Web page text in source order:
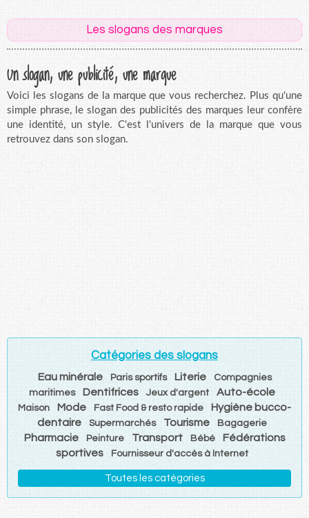
Les slogans des marques
Un slogan, une publicité, une marque
Voici les slogans de la marque que vous recherchez. Plus qu'une
simple phrase, le slogan des publicités des marques leur confère
une identité, un style. C'est l'univers de la marque que vous
retrouvez dans son slogan.
Catégories des slogans
Eau minérale Paris sportifs Literie
Compagnies
maritimes
Dentifrices Jeux d'argent Auto-école
Maison Mode Fast Food & resto rapide
Hygiène bucco-
dentaire
Supermarchés Tourisme Bagagerie
Pharmacie Peinture Transport Bébé
Fédérations
sportives
Fournisseur d'accès à Internet
Toutes les catégories